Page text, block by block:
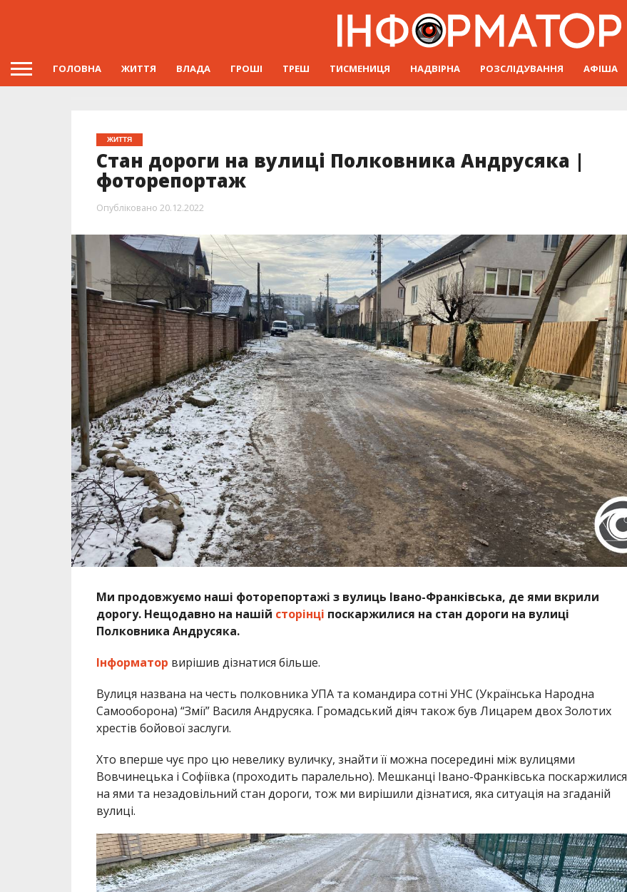
ГОЛОВНА ЖИТТЯ ВЛАДА ГРОШІ ТРЕШ ТИСМЕНИЦЯ НАДВІРНА РОЗСЛІДУВАННЯ АФІША
ЖИТТЯ
Стан дороги на вулиці Полковника Андрусяка |
фоторепортаж
Опубліковано 20.12.2022
Ми продовжуємо наші фоторепортажі з вулиць Івано-Франківська, де ями вкрили
дорогу. Нещодавно на нашій сторінці поскаржилися на стан дороги на вулиці
Полковника Андрусяка.
Інформатор вирішив дізнатися більше.
Вулиця названа на честь полковника УПА та командира сотні УНС (Українська Народна
Самооборона) “Змії” Василя Андрусяка. Громадський діяч також був Лицарем двох Золотих
хрестів бойової заслуги.
Хто вперше чує про цю невелику вуличку, знайти її можна посередині між вулицями
Вовчинецька і Софіївка (проходить паралельно). Мешканці Івано-Франківська поскаржилися
на ями та незадовільний стан дороги, тож ми вирішили дізнатися, яка ситуація на згаданій
вулиці.